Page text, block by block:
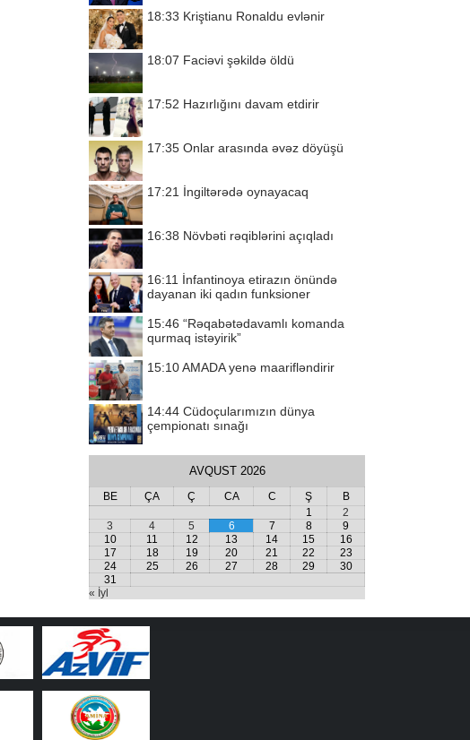
18:33 Kriştianu Ronaldu evlənir
18:07 Faciəvi şəkildə öldü
17:52 Hazırlığını davam etdirir
17:35 Onlar arasında əvəz döyüşü
17:21 İngiltərədə oynayacaq
16:38 Növbəti rəqiblərini açıqladı
16:11 İnfantinoya etirazın önündə
dayanan iki qadın funksioner
15:46 “Rəqabətədavamlı komanda
qurmaq istəyirik”
15:10AMADA yenə maarifləndirir
14:44 Cüdoçularımızın dünya
çempionatı sınağı
AVQUST 2026
BE ÇA Ç CA C Ş
B
1
2
3
4 5 6 7 8
9
10
11 12 13 14 15
16
17
18 19 20 21 22
23
24
25 26 27 28 29
30
31
« İyl